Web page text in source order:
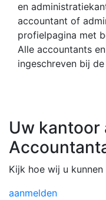
en
accountant of
profielpagina met
Alle accountants
ingeschreven bij
Uw kantoor
Kijk hoe wij u kunnen
aanmelden